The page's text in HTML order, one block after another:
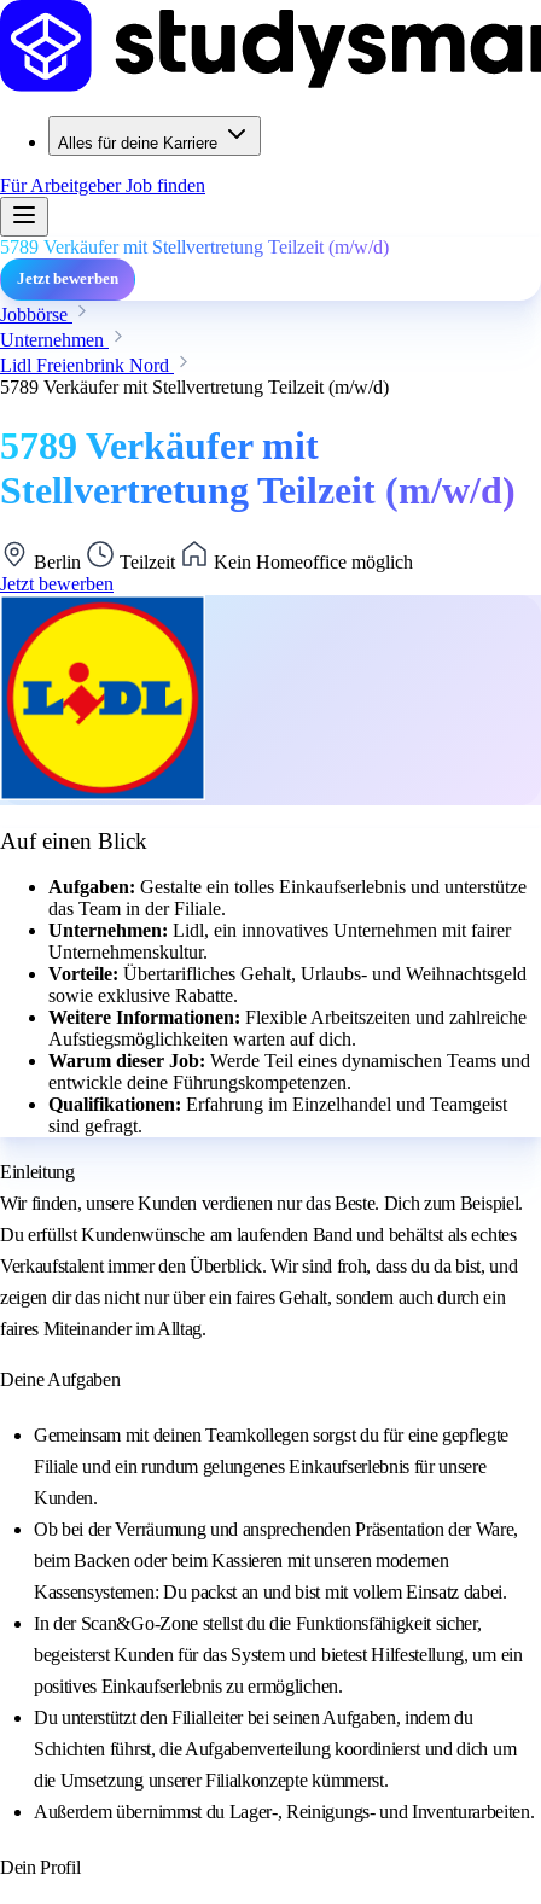
Alles für deine Karriere
Für ArbeitgeberJob finden
5789 Verkäufer mit Stellvertretung Teilzeit (m/w/d)
Jetzt bewerben
Jobbörse
Unternehmen
Lidl Freienbrink Nord
5789 Verkäufer mit Stellvertretung Teilzeit (m/w/d)
5789 Verkäufer mit
Stellvertretung Teilzeit (m/w/d)
Berlin Teilzeit
Kein Homeoffice möglich
Jetzt bewerben
Auf einen Blick
Aufgaben: Gestalte ein tolles Einkaufserlebnis und unterstütze
das Team in der Filiale.
Unternehmen: Lidl, ein innovatives Unternehmen mit fairer
Unternehmenskultur.
Vorteile: Übertarifliches Gehalt, Urlaubs- und Weihnachtsgeld
sowie exklusive Rabatte.
Weitere Informationen: Flexible Arbeitszeiten und zahlreiche
Aufstiegsmöglichkeiten warten auf dich.
Warum dieser Job: Werde Teil eines dynamischen Teams und
entwickle deine Führungskompetenzen.
Qualifikationen: Erfahrung im Einzelhandel und Teamgeist
sind gefragt.
Einleitung
Wir finden, unsere Kunden verdienen nur das Beste. Dich zum Beispiel.
Du erfüllst Kundenwünsche am laufenden Band und behältst als echtes
Verkaufstalent immer den Überblick. Wir sind froh, dass du da bist, und
zeigen dir das nicht nur über ein faires Gehalt, sondern auch durch ein
faires Miteinander im Alltag.
Deine Aufgaben
Gemeinsam mit deinen Teamkollegen sorgst du für eine gepflegte
Filiale und ein rundum gelungenes Einkaufserlebnis für unsere
Kunden.
Ob bei der Verräumung und ansprechenden Präsentation der Ware,
beim Backen oder beim Kassieren mit unseren modernen
Kassensystemen: Du packst an und bist mit vollem Einsatz dabei.
In der Scan&Go-Zone stellst du die Funktionsfähigkeit sicher,
begeisterst Kunden für das System und bietest Hilfestellung, um ein
positives Einkaufserlebnis zu ermöglichen.
Du unterstützt den Filialleiter bei seinen Aufgaben, indem du
Schichten führst, die Aufgabenverteilung koordinierst und dich um
die Umsetzung unserer Filialkonzepte kümmerst.
Außerdem übernimmst du Lager-, Reinigungs- und Inventurarbeiten.
Dein Profil